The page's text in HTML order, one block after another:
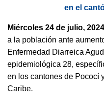
en el
Miércoles 24 de julio, 2024
a la población ante
Enfermedad Diarreica
epidemiológica 28,
en los cantones de Pococí
Caribe.